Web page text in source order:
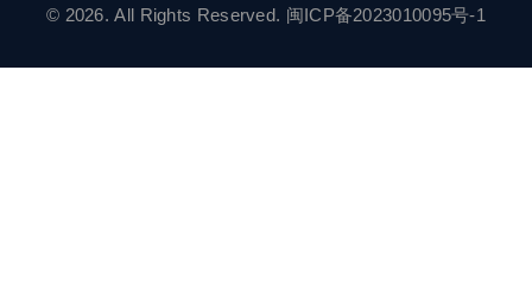
© 2026. All Rights Reserved. 闽ICP备2023010095号-1